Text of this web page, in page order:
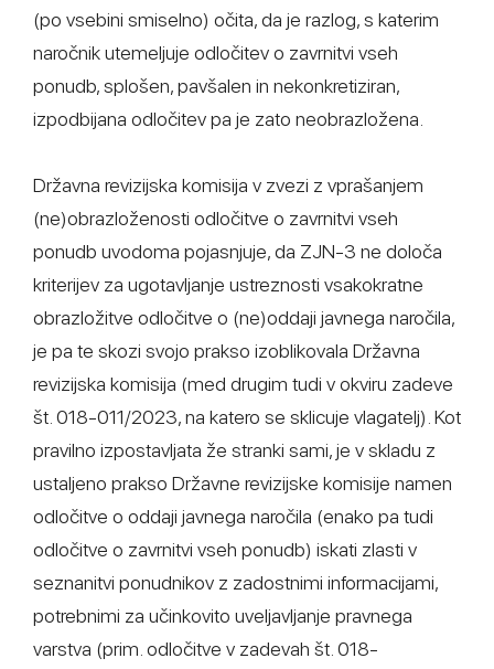
(po vsebini smiselno) očita, da je razlog, s katerim
naročnik utemeljuje odločitev o zavrnitvi vseh
ponudb, splošen, pavšalen in nekonkretiziran,
izpodbijana odločitev pa je zato neobrazložena.
Državna revizijska komisija v zvezi z vprašanjem
(ne)obrazloženosti odločitve o zavrnitvi vseh
ponudb uvodoma pojasnjuje, da ZJN-3 ne določa
kriterijev za ugotavljanje ustreznosti vsakokratne
obrazložitve odločitve o (ne)oddaji javnega naročila,
je pa te skozi svojo prakso izoblikovala Državna
revizijska komisija (med drugim tudi v okviru zadeve
št. 018-011/2023, na katero se sklicuje vlagatelj). Kot
pravilno izpostavljata že stranki sami, je v skladu z
ustaljeno prakso Državne revizijske komisije namen
odločitve o oddaji javnega naročila (enako pa tudi
odločitve o zavrnitvi vseh ponudb) iskati zlasti v
seznanitvi ponudnikov z zadostnimi informacijami,
potrebnimi za učinkovito uveljavljanje pravnega
varstva (prim. odločitve v zadevah št. 018-